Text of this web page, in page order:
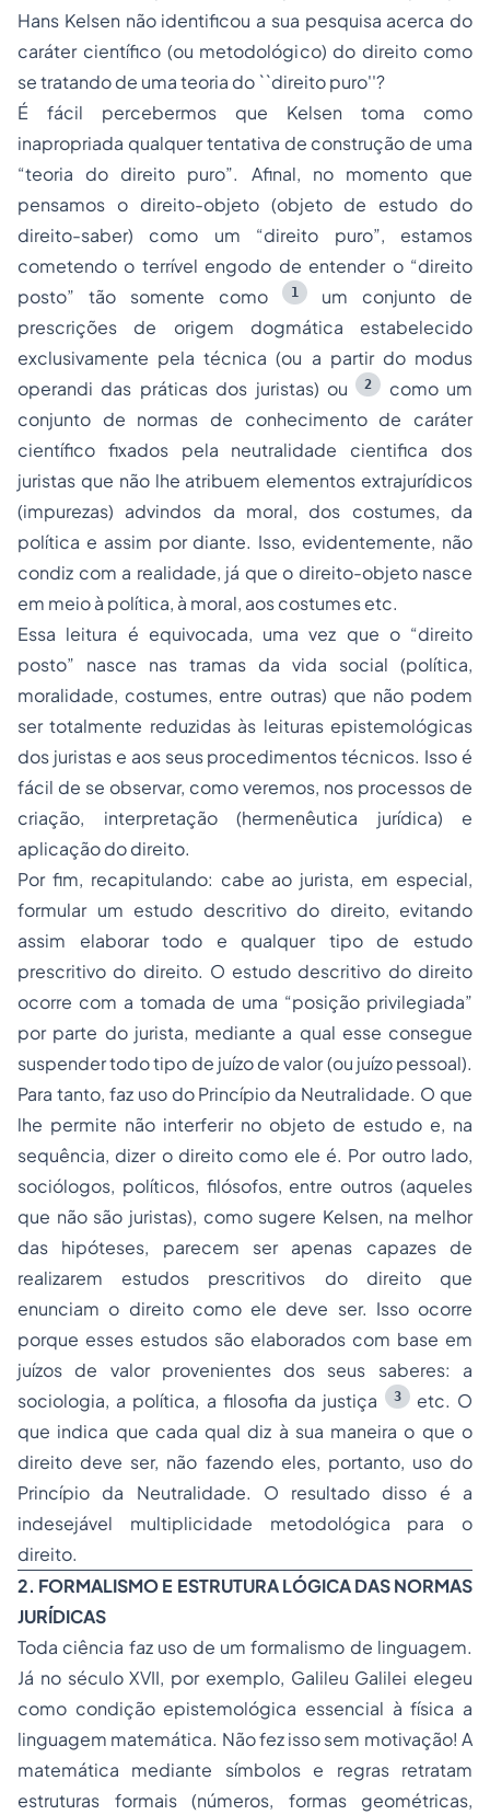
Hans Kelsen não identificou a sua pesquisa acerca do
caráter científico (ou metodológico) do direito como
se tratando de uma teoria do ``direito puro''?
É fácil percebermos que Kelsen toma como
inapropriada qualquer tentativa de construção de uma
“teoria do direito puro”. Afinal, no momento que
pensamos o direito-objeto (objeto de estudo do
direito-saber) como um “direito puro”, estamos
cometendo o terrível engodo de entender o “direito
posto” tão somente como
1
um conjunto de
prescrições de origem dogmática estabelecido
exclusivamente pela técnica (ou a partir do modus
operandi das práticas dos juristas) ou 2
como um
conjunto de normas de conhecimento de caráter
científico fixados pela neutralidade cientifica dos
juristas que não lhe atribuem elementos extrajurídicos
(impurezas) advindos da moral, dos costumes, da
política e assim por diante. Isso, evidentemente, não
condiz com a realidade, já que o direito-objeto nasce
em meio à política, à moral, aos costumesetc.
Essa leitura é equivocada, uma vez que o “direito
posto” nasce nas tramas da vida social (política,
moralidade, costumes, entre outras) que não podem
ser totalmente reduzidas às leituras epistemológicas
dos juristas e aos seus procedimentos técnicos. Isso é
fácil de se observar, como veremos, nos processos de
criação, interpretação (hermenêutica jurídica) e
aplicação do direito.
Por fim, recapitulando: cabe ao jurista, em especial,
formular um estudo descritivo do direito, evitando
assim elaborar todo e qualquer tipo de estudo
prescritivo do direito. O estudo descritivo do direito
ocorre com a tomada de uma “posição privilegiada”
por parte do jurista, mediante a qual esse consegue
suspender todo tipo de juízo de valor (ou juízo pessoal).
Para tanto, faz uso do Princípio da Neutralidade. O que
lhe permite não interferir no objeto de estudo e, na
sequência, dizer o direito como ele é. Por outro lado,
sociólogos, políticos, filósofos, entre outros (aqueles
que não são juristas), como sugere Kelsen, na melhor
das hipóteses, parecem ser apenas capazes de
realizarem estudos prescritivos do direito que
enunciam o direito como ele deve ser. Isso ocorre
porque esses estudos são elaborados com base em
juízos de valor provenientes dos seus saberes: a
sociologia, a política, a filosofia da justiça
3 etc. O
que indica que cada qual diz à sua maneira o que o
direito deve ser, não fazendo eles, portanto, uso do
Princípio da Neutralidade. O resultado disso é a
indesejável multiplicidade metodológica para o
direito.
2. FORMALISMO E ESTRUTURA LÓGICA DAS NORMAS
JURÍDICAS
Toda ciência faz uso de um formalismo de linguagem.
Já no século XVII, por exemplo, Galileu Galilei elegeu
como condição epistemológica essencial à física a
linguagem matemática. Não fez isso sem motivação! A
matemática mediante símbolos e regras retratam
estruturas formais (números, formas geométricas,